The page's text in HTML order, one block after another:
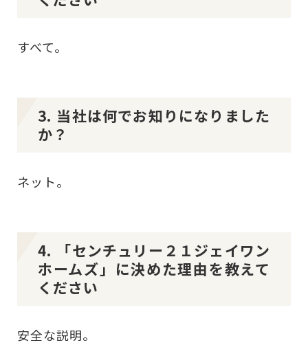
すべて。
3. 当社は何でお知りになりました
か？
ネット。
4. 「センチュリー２１ジェイワン
ホームズ」に決めた理由を教えて
ください
安全な説明。